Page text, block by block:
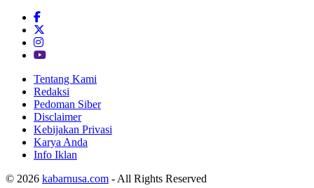
Tentang Kami
Redaksi
Pedoman Siber
Disclaimer
Kebijakan Privasi
Karya Anda
Info Iklan
© 2026 kabarnusa.com - All Rights Reserved